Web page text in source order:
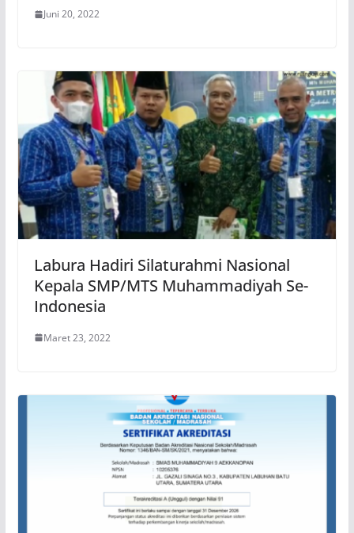
Juni 20, 2022
Labura Hadiri Silaturahmi Nasional
Kepala SMP/MTS Muhammadiyah Se-
Indonesia
Maret 23, 2022